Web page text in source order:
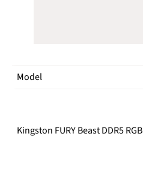
Model
Kingston FURY Beast DDR5 RGB